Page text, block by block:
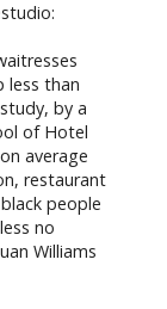
less than
by a
of Hotel
average
restaurant
people
no
Williams